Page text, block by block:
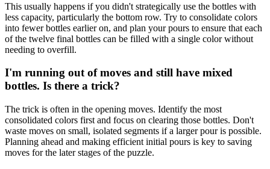
This usually happens if you didn't strategically use the bottles with
less capacity, particularly the bottom row. Try to consolidate colors
into fewer bottles earlier on, and plan your pours to ensure that each
of the twelve final bottles can be filled with a single color without
needing to overfill.
I'm running out of moves and still have mixed
bottles. Is there a trick?
The trick is often in the opening moves. Identify the most
consolidated colors first and focus on clearing those bottles. Don't
waste moves on small, isolated segments if a larger pour is possible.
Planning ahead and making efficient initial pours is key to saving
moves for the later stages of the puzzle.